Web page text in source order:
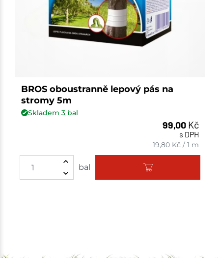
BROS oboustranně lepový pás na
stromy 5m
Skladem 3bal
99,00 Kč
s DPH
19,80 Kč /1 m
bal Množství